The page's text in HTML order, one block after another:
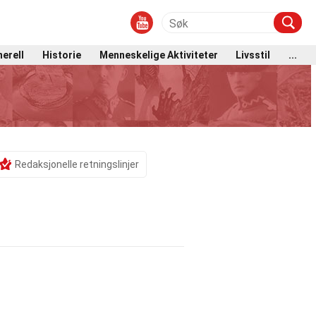
Historie Menneskelige Aktiviteter Livsstil ...
Redaksjonelle retningslinjer